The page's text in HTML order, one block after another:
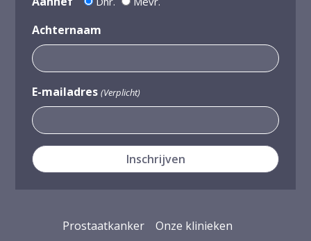
Achternaam
E-mailadres (Verplicht)
Prostaatkanker Onze klinieken